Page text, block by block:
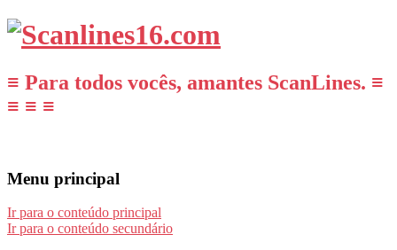
≡ Para todos vocês, amantes ScanLines. ≡
≡ ≡ ≡
Menu principal
Ir para o conteúdo principal
Ir para o conteúdo secundário